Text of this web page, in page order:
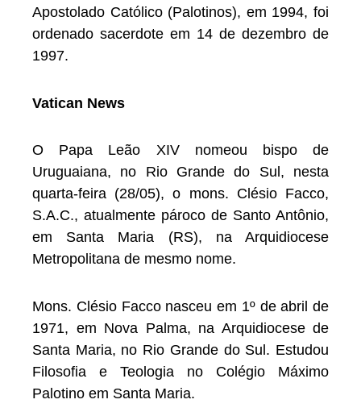
Apostolado Católico (Palotinos), em 1994, foi
ordenado sacerdote em 14 de dezembro de
1997.
Vatican News
O Papa Leão XIV nomeou bispo de
Uruguaiana, no Rio Grande do Sul, nesta
quarta-feira (28/05), o mons. Clésio Facco,
S.A.C., atualmente pároco de Santo Antônio,
em Santa Maria (RS), na Arquidiocese
Metropolitana de mesmo nome.
Mons. Clésio Facco nasceu em 1º de abril de
1971, em Nova Palma, na Arquidiocese de
Santa Maria, no Rio Grande do Sul. Estudou
Filosofia e Teologia no Colégio Máximo
Palotino em Santa Maria.